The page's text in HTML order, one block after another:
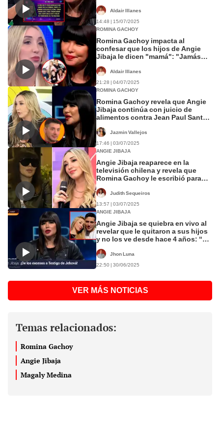
Aldair Illanes
14:48 | 15/07/2025
ROMINA GACHOY
Romina Gachoy impacta al
confesar que los hijos de Angie
Jibaja le dicen "mamá": "Jamás
Aldair Illanes
21:28 | 04/07/2025
ROMINA GACHOY
Romina Gachoy revela que Angie
Jibaja continúa con juicio de
alimentos contra Jean Paul Santa
económicamente”
Jazmin Vallejos
17:46 | 03/07/2025
ANGIE JIBAJA
Angie Jibaja reaparece en la
televisión chilena y revela que
Romina Gachoy le escribió para
momento"
Judith Sequeiros
13:57 | 03/07/2025
ANGIE JIBAJA
Angie Jibaja se quiebra en vivo al
revelar que le quitaron a sus hijos
y no los ve desde hace 4 años: “Se
Jhon Luna
22:50 | 30/06/2025
VER MÁS NOTICIAS
Temas relacionados:
Romina Gachoy
Angie Jibaja
Magaly Medina